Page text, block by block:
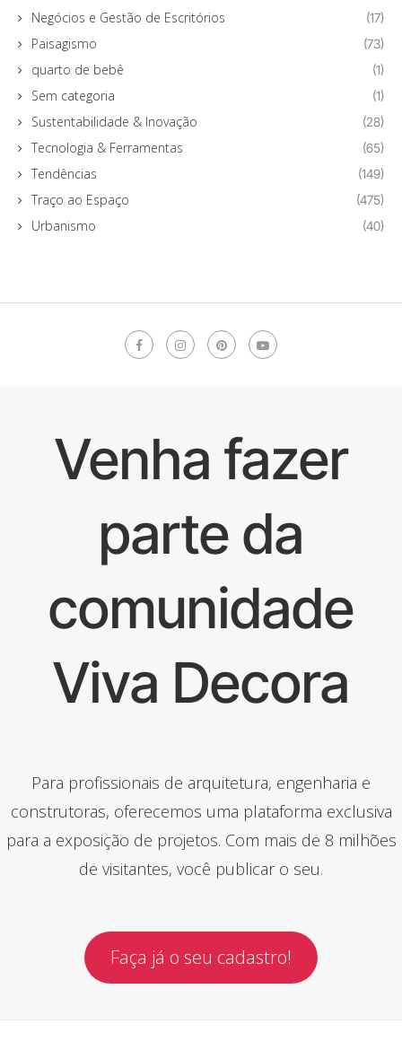
Negócios e Gestão de Escritórios (17)
Paisagismo (73)
quarto de bebê (1)
Sem categoria (1)
Sustentabilidade & Inovação (28)
Tecnologia & Ferramentas (65)
Tendências (149)
Traço ao Espaço (475)
Urbanismo (40)
Venha fazer
parte da
comunidade
Viva Decora
Para profissionais de arquitetura, engenharia e
construtoras, oferecemos uma plataforma exclusiva
para a exposição de projetos. Com mais de 8 milhões
de visitantes, você publicar o seu.
Faça já o seu cadastro!